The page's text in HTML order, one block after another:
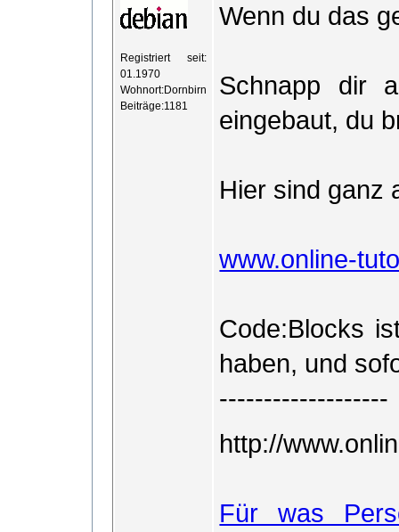
Registriert seit:
01.1970
Wohnort:Dornbirn
Beiträge:1181
Wenn du das
Schnapp dir
eingebaut, du
Hier sind ganz
www.online-
Code:Blocks
haben, und
-------------------
http://
Für was